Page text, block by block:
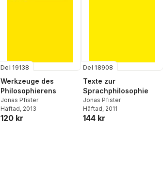
Del 19138
Werkzeuge des
Philosophierens
Jonas Pfister
Häftad, 2013
120 kr
Del 18908
Texte zur
Sprachphilosophie
Jonas Pfister
Häftad, 2011
144 kr